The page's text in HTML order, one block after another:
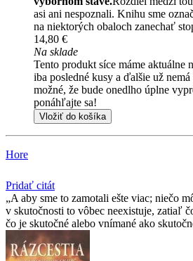
asi ani nespoznali. Knihu sme
na niektorých obaloch zanechať
14,80 €
Na sklade
Tento produkt síce máme aktuálne
iba posledné kusy a ďalšie už
možné, že bude onedlho úplne
ponáhľajte sa!
Vložiť do košíka
Hore
Pridať citát
A aby sme to zamotali ešte viac; niečo
v skutočnosti to vôbec neexistuje, zatiaľ
čo je skutočné alebo vnímané ako